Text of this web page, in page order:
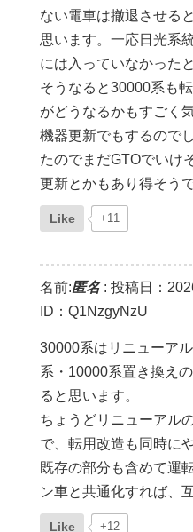
ない電車は撤退させる
思います。一応日光系
には入っていなかった
そうなると30000系も
がどうなるかもすごく
機器更新でもするので
たのでまだGTOでいけ
更新とかもあり得そう
Like +11
名前:匿名: 投稿日：
ID：Q1NzgyNzU
30000系はリニューア
系・10000系置き換え
ると思います。
ちょうどリニューアル
で、転用改造も同時に
既存の部分も含めて運
ン車と共通化すれば、
Like +12